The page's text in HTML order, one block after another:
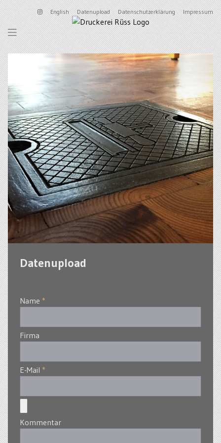
English Datenupload Datenschutzerklärung Impressum
Datenupload
Name *
Firma
E-Mail *
Kommentar